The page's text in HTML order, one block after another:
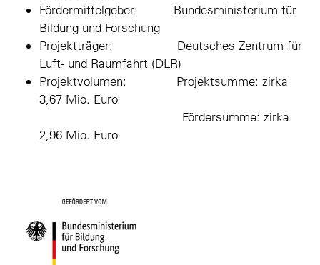
Fördermittelgeber: Bundesministerium für
Bildung und Forschung
Projektträger: Deutsches Zentrum für
Luft- und Raumfahrt (DLR)
Projektvolumen: Projektsumme: zirka
3,67 Mio. Euro
Fördersumme: zirka
2,96 Mio. Euro